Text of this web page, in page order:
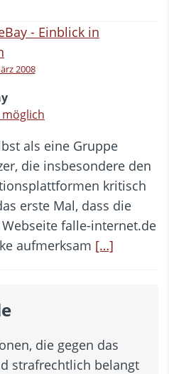
2008
als eine Gruppe
die insbesondere den
kritisch
erste Mal, dass die
falle-internet.de
aufmerksam […]
die gegen das
strafrechtlich belangt